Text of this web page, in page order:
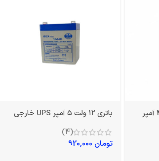
باتری یو پی اس 6 ولت 4.5 آمپر
باتری ۱۲ ولت ۵ آمپر UPS خارجی
(4)
تومان